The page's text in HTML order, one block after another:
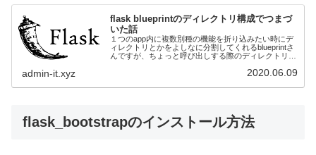
flask blueprintのディレクトリ構成でつまづ
いた話
１つのapp内に複数別種の機能を折り込みたい時にデ
ィレクトリとかをよしなに分割してくれるblueprintさ
んですが、ちょっと呼び出しする際のディレクトリ構
admin-it.xyz 2020.06.09
flask_bootstrapのインストール方法